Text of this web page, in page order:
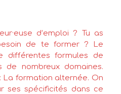
d’emploi ? Tu as
de te former ? Le
différentes formules de
de nombreux domaines.
La formation alternée. On
ses spécificités dans ce